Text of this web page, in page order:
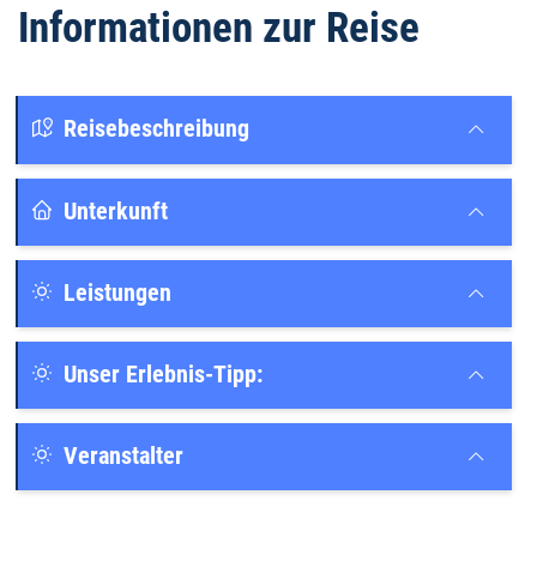
Informationen zur Reise
Reisebeschreibung
Unterkunft
Leistungen
Unser Erlebnis-Tipp:
Veranstalter